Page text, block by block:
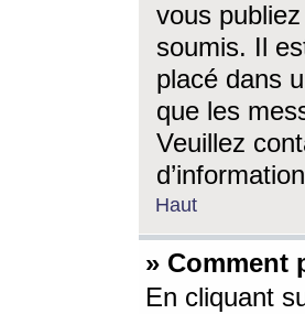
vous
soumis. Il
placé dans
que les
Veuillez
Haut
» Comment
En cliquant